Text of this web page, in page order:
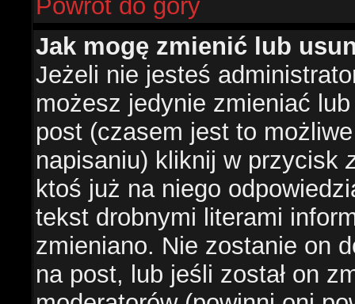
Powrót do góry
Jak mogę zmienić lub
Jeżeli nie jesteś
możesz jedynie zmieniać
post (czasem jest to
napisaniu) kliknij w przycisk
ktoś już na niego
tekst drobnymi literami
zmieniano. Nie zostanie on
na post, lub jeśli został on